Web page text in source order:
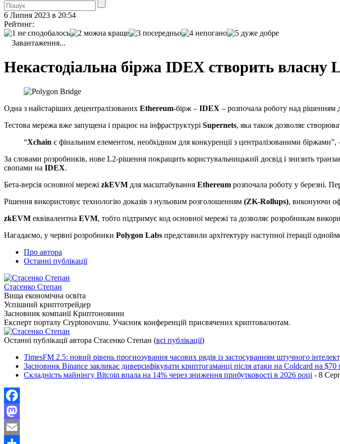
6 Липня 2023 в 20:54
Рейтинг:
Завантаження...
Некастодіальна біржа IDEX створить власну
Одна з найстаріших децентралізованих Ethereum-бірж – IDEX – розпочала роботу над рішенням
Тестова мережа вже запущена і працює на інфраструктурі Supernets, яка також дозволяє
“Xchain є фінальним елементом, необхідним для конкуренції з централізованими біржами”,
За словами розробників, нове L2-рішення покращить користувальницький досвід і знизить
свопами на IDEX.
Бета-версія основної мережі zkEVM для масштабування Ethereum розпочала роботу у березні.
Рішення використовує технологію доказів з нульовим розголошенням (ZK-Rollups), виконуючи
zkEVM еквівалентна EVM, тобто підтримує код основної мережі та дозволяє розробникам
Нагадаємо, у червні розробники Polygon Labs представили архітектуру наступної ітерації
Про автора
Останні публікації
Стасенко Степан
Вища економічна освіта
Успішний криптотрейдер
Засновник компанії Криптоновини
Експерт порталу Cryptonovunu. Учасник конференцій присвячених криптовалютам.
Останні публікації автора Стасенко Степан (всі публікації)
TimesFM 2.5: новий рівень прогнозування часових рядів із застосуванням штучного
Засновник Binance закликає диверсифікувати криптогаманці після атаки на Coldcard на $70
Складність майнінгу Bitcoin впала на 14% через зниження прибутковості в 2026 році - 8
Facebook
Mastodon